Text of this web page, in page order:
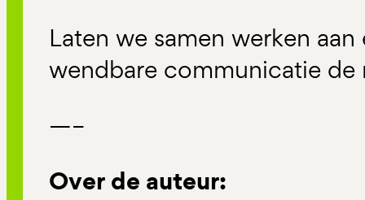
Laten we samen werken
wendbare communicatie
—–
Over de auteur: